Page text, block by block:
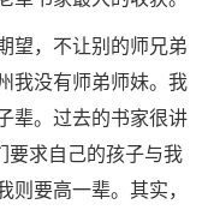
望，不让别的师兄弟
我没有师弟师妹。我
辈。过去的书家很讲
要求自己的孩子与我
要高一辈。其实，